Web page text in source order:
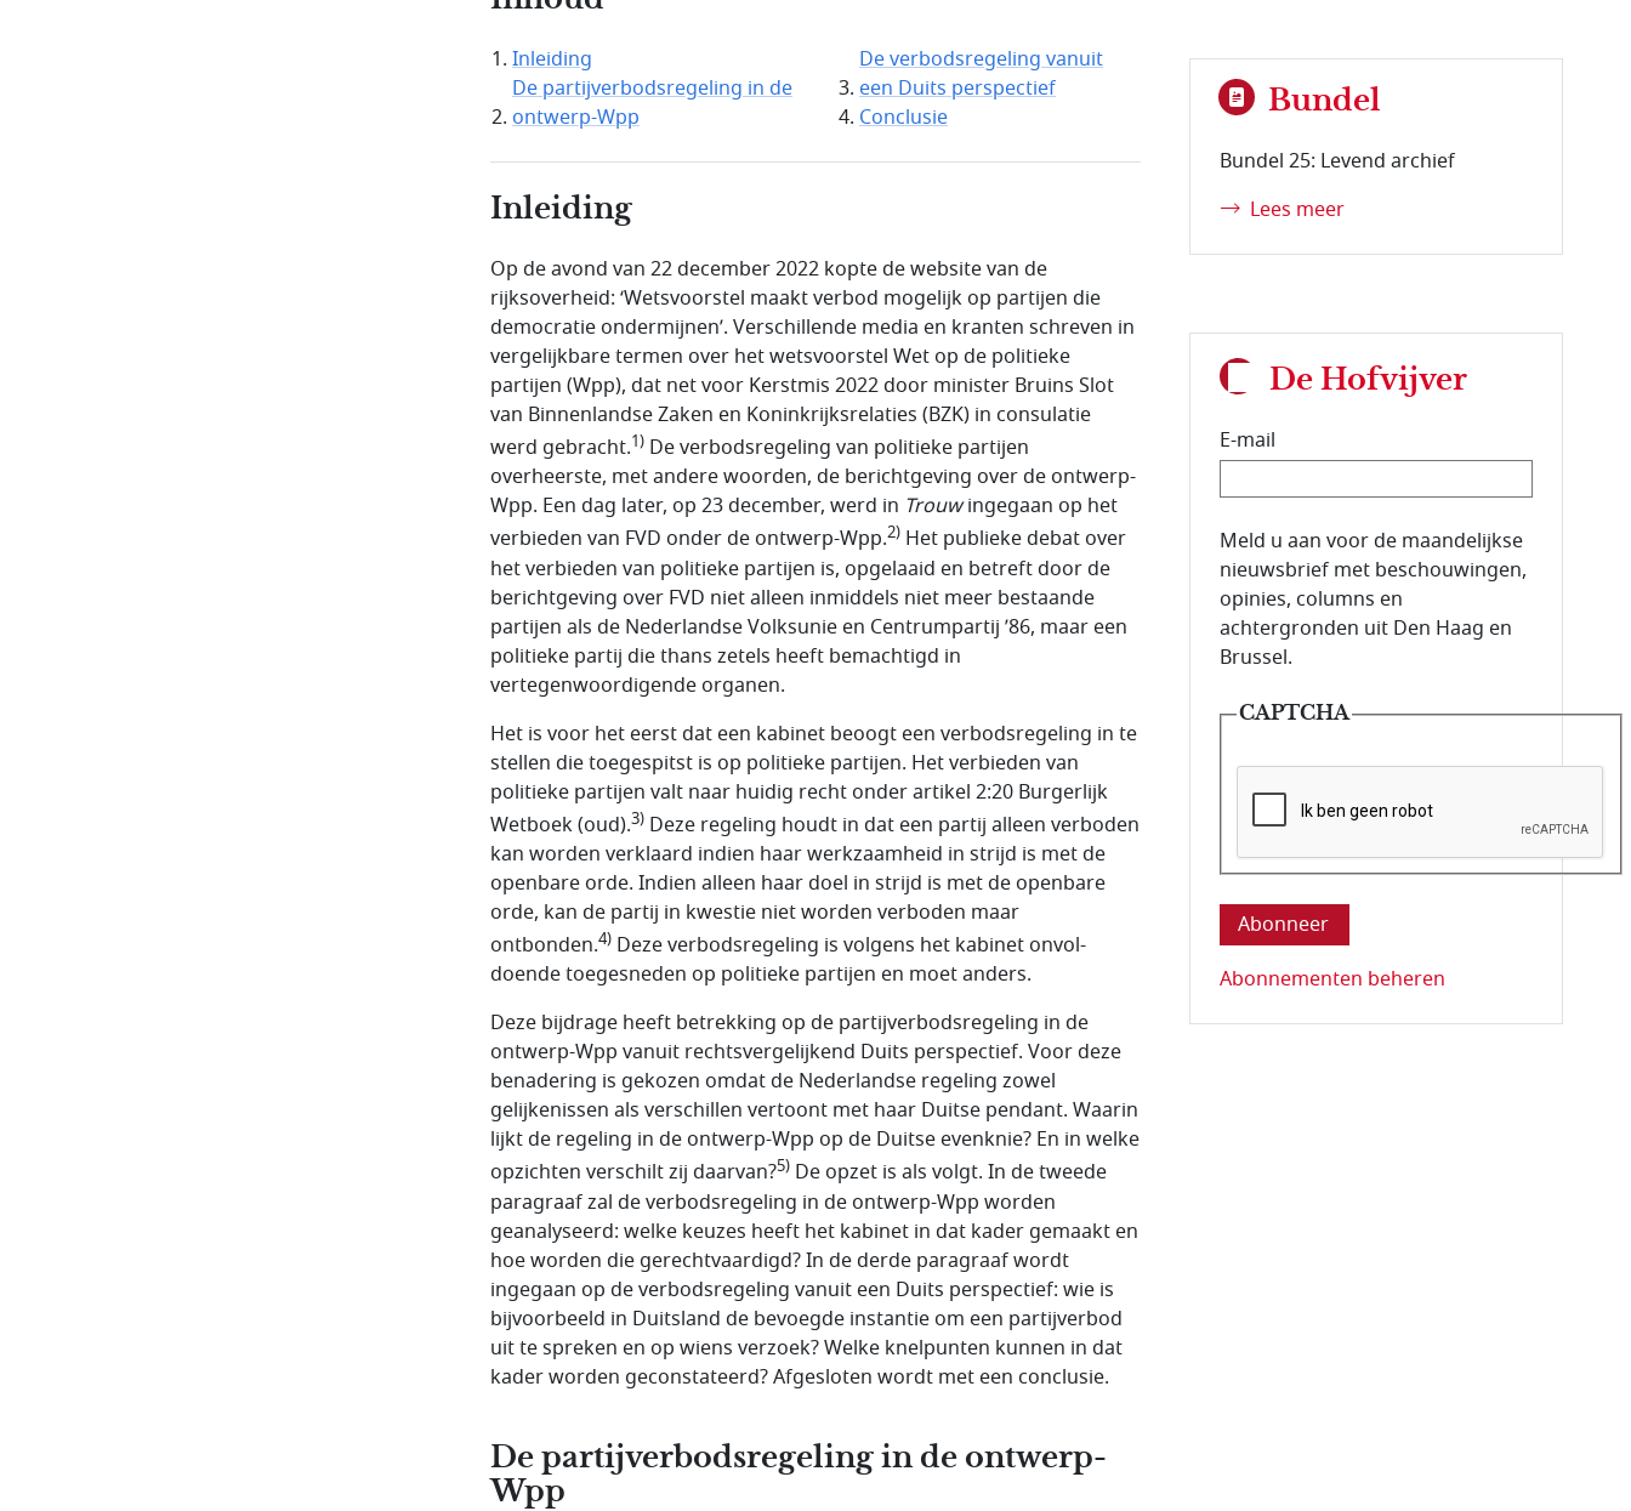
Inleiding
De partijverbodsregeling in de
ontwerp-Wpp
De verbodsregeling vanuit
een Duits perspectief
Conclusie
Inleiding
Op de avond van 22 december 2022 kopte de website van de
rijksoverheid: ‘Wetsvoorstel maakt ver­bod mogelijk op partijen die
democratie ondermij­nen’. Verschillende media en kranten schreven in
vergelijkbare termen over het wetsvoorstel Wet op de politieke
partijen (Wpp), dat net voor Kerstmis 2022 door minister Bruins Slot
van Binnenlandse Zaken en Koninkrijks­relaties (BZK) in consulatie
werd gebracht.1) De verbodsregeling van poli­tieke partijen
overheerste, met andere woorden, de bericht­geving over de ontwerp-
Wpp. Een dag later, op 23 december, werd in Trouwingegaan op het
verbieden van FVD onder de ontwerp-Wpp.2) Het publieke debat over
het verbieden van politieke partijen is, opgelaaid en betreft door de
bericht­geving over FVD niet alleen in­middels niet meer bestaande
partijen als de Nederlandse Volksunie en Cen­trumpartij ’86, maar een
politieke partij die thans zetels heeft bemach­tigd in
vertegenwoordigende organen.
Het is voor het eerst dat een kabinet beoogt een verbodsregeling in te
stellen die toegespitst is op politieke partijen. Het verbieden van
politieke partijen valt naar huidig recht onder artikel 2:20 Burgerlijk
Wetboek (oud).3) Deze rege­ling houdt in dat een partij alleen verboden
kan worden verklaard in­dien haar werkzaamheid in strijd is met de
openbare orde. Indien alleen haar doel in strijd is met de openbare
orde, kan de partij in kwestie niet worden ver­boden maar
ontbonden.4) Deze verbodsregeling is volgens het kabinet on­vol­
doende toegesneden op politieke partijen en moet anders.
Deze bijdrage heeft betrekking op de partijverbodsregeling in de
ontwerp-Wpp vanuit rechtsverge­lijkend Duits perspectief. Voor deze
benadering is gekozen omdat de Nederlandse regeling zowel
gelijkenissen als verschillen vertoont met haar Duitse pendant. Waarin
lijkt de regeling in de ontwerp-Wpp op de Duitse evenknie? En in welke
opzichten verschilt zij daarvan?5) De opzet is als volgt. In de tweede
paragraaf zal de verbodsregeling in de ontwerp-Wpp worden
geanalyseerd: welke keuzes heeft het kabinet in dat kader gemaakt en
hoe worden die gerechtvaardigd? In de derde paragraaf wordt
ingegaan op de verbodsregeling vanuit een Duits perspectief: wie is
bijvoorbeeld in Duitsland de bevoegde instantie om een partijverbod
uit te spreken en op wiens verzoek? Welke knelpunten kunnen in dat
kader wor­den geconstateerd? Afgesloten wordt met een conclusie.
De partijverbodsregeling in de ontwerp-
Wpp
Bundel
Bundel 25: Levend archief
Lees meer
De Hofvijver
E-mail
E-mailadres van de abonnee.
Meld u aan voor de maandelijkse
nieuwsbrief met beschouwingen,
opinies, columns en
achtergronden uit Den Haag en
Brussel.
CAPTCHA
Deze vraag is om te controleren dat u
Abonnementen beheren